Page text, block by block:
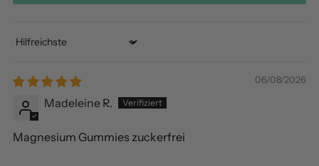
Sort by
06/08/2026
Madeleine R.
Magnesium Gummies zuckerfrei